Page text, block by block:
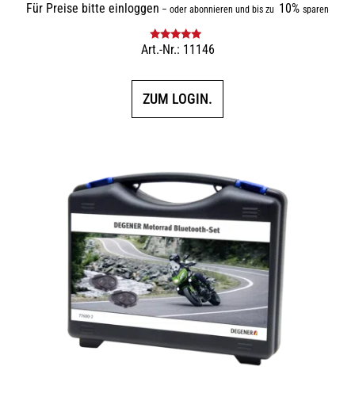
Für Preise bitte einloggen – oder abonnieren und bis zu 10% sparen
Bewertet mit
Art.-Nr.: 11146
ZUM LOGIN.